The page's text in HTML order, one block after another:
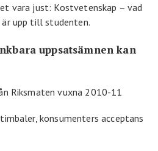
vara just: Kostvetenskap – vad
är upp till studenten.
uppsatsämnen kan
Riksmaten vuxna 2010-11
konsumenters acceptans